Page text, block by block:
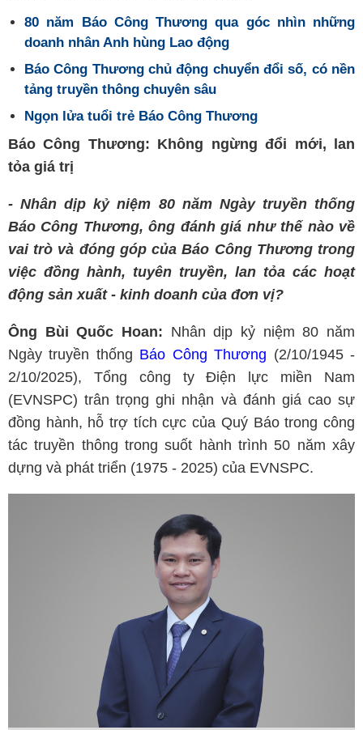
80 năm Báo Công Thương qua góc nhìn những
doanh nhân Anh hùng Lao động
Báo Công Thương chủ động chuyển đổi số, có nền
tảng truyền thông chuyên sâu
Ngọn lửa tuổi trẻ Báo Công Thương
Báo Công Thương: Không ngừng đổi mới, lan
tỏa giá trị
- Nhân dịp kỷ niệm 80 năm Ngày truyền thống
Báo Công Thương, ông đánh giá như thế nào về
vai trò và đóng góp của Báo Công Thương trong
việc đồng hành, tuyên truyền, lan tỏa các hoạt
động sản xuất - kinh doanh của đơn vị?
Ông Bùi Quốc Hoan: Nhân dịp kỷ niệm 80 năm
Ngày truyền thống Báo Công Thương (2/10/1945 -
2/10/2025), Tổng công ty Điện lực miền Nam
(EVNSPC) trân trọng ghi nhận và đánh giá cao sự
đồng hành, hỗ trợ tích cực của Quý Báo trong công
tác truyền thông trong suốt hành trình 50 năm xây
dựng và phát triển (1975 - 2025) của EVNSPC.